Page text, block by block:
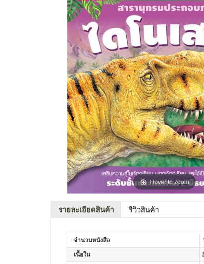
Hover to zoom
รายละเอียดสินค้า รีวิวสินค้า
จำนวนหนังสือ
เนื้อใน